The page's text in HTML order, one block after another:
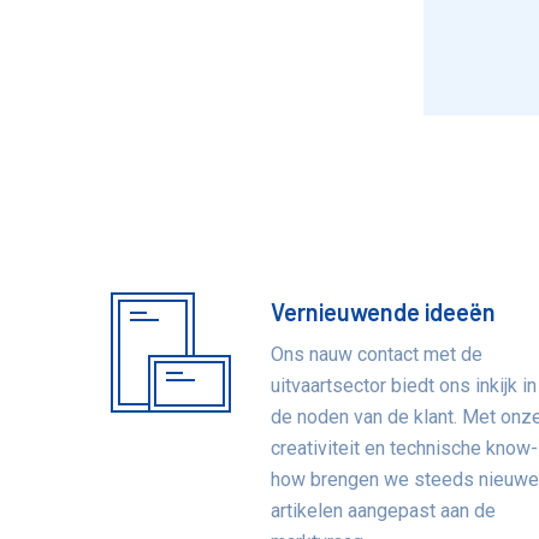
Voordelen Vernieuwende ideeën
Ons nauw contact met de
uitvaartsector biedt ons inkijk in
de noden van de klant. Met
creativiteit en technische know-
how brengen we steeds nieuwe
artikelen aangepast aan de